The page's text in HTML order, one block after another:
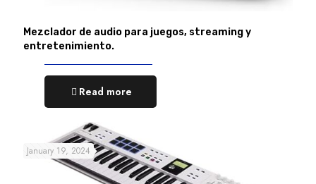
Mezclador de audio para juegos, streaming y
entretenimiento.
Read more
January 19, 2024